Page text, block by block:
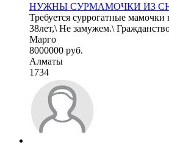
НУЖНЫ СУРМАМОЧКИ ИЗ
Требуется суррогатные
38лет,\ Не замужем.\
Марго
8000000 руб.
Алматы
1734